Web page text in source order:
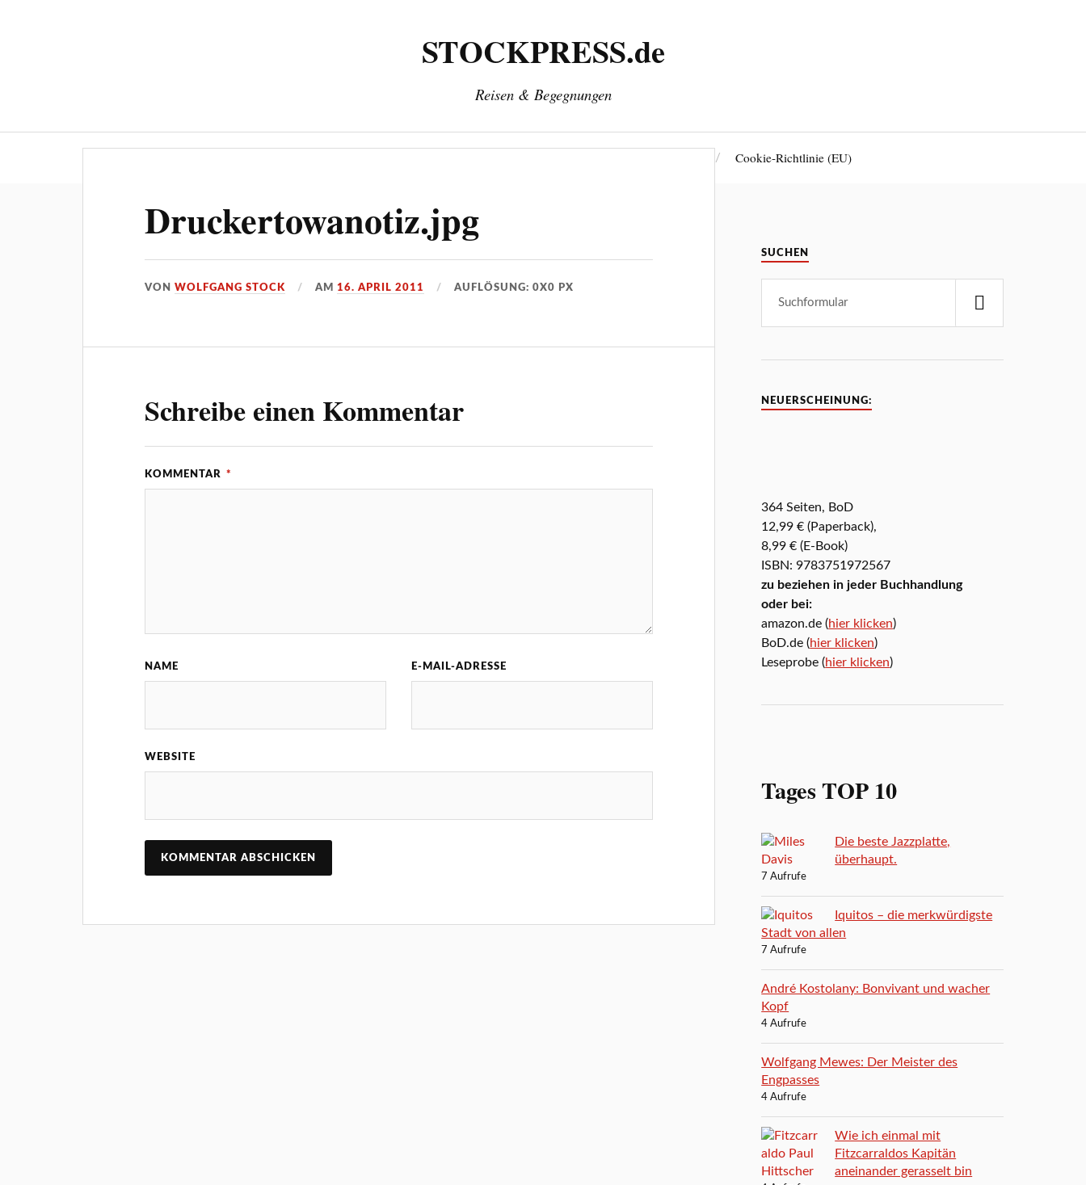
STOCKPRESS.de
Reisen & Begegnungen
Cookie-Richtlinie (EU)
Druckertowanotiz.jpg
VONWOLFGANG STOCK AM16. APRIL 2011 AUFLÖSUNG: 0X0 PX
Schreibe einen Kommentar
KOMMENTAR *
NAME E-MAIL-ADRESSE
WEBSITE
SUCHEN
NEUERSCHEINUNG:
364 Seiten, BoD
12,99 € (Paperback),
8,99 € (E-Book)
ISBN: 9783751972567
zu beziehen in jeder Buchhandlung
oder bei:
amazon.de (hier klicken)
BoD.de (hier klicken)
Leseprobe (hier klicken)
Tages TOP 10
Die beste Jazzplatte,
überhaupt.
7 Aufrufe
Iquitos – die merkwürdigste
Stadt von allen
7 Aufrufe
André Kostolany: Bonvivant und wacher
Kopf
4 Aufrufe
Wolfgang Mewes: Der Meister des
Engpasses
4 Aufrufe
Wie ich einmal mit
Fitzcarraldos Kapitän
aneinander gerasselt bin